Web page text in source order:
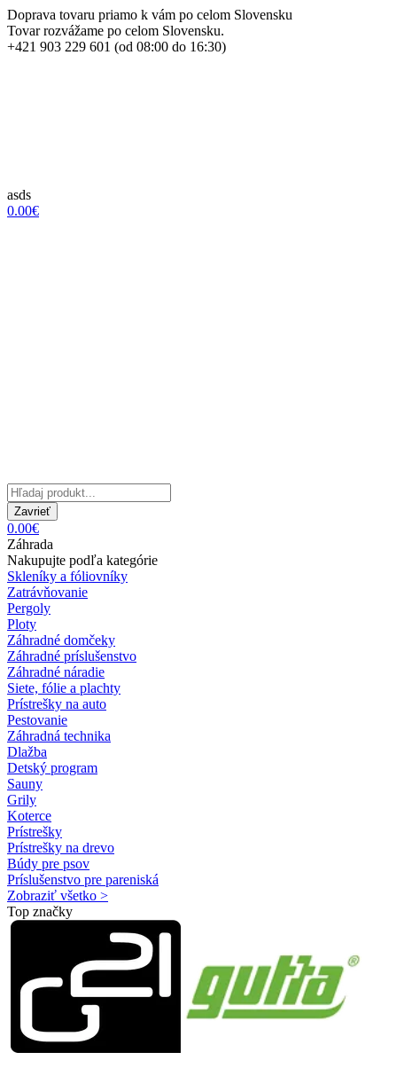
Doprava tovaru priamo k vám po celom Slovensku
Tovar rozvážame po celom Slovensku.
+421 903 229 601 (od 08:00 do 16:30)
asds
0.00€
Zavrieť
0.00€
Záhrada
Nakupujte podľa kategórie
Skleníky a fóliovníky
Zatrávňovanie
Pergoly
Ploty
Záhradné domčeky
Záhradné príslušenstvo
Záhradné náradie
Siete, fólie a plachty
Prístrešky na auto
Pestovanie
Záhradná technika
Dlažba
Detský program
Sauny
Grily
Koterce
Prístrešky
Prístrešky na drevo
Búdy pre psov
Príslušenstvo pre pareniská
Zobraziť všetko >
Top značky